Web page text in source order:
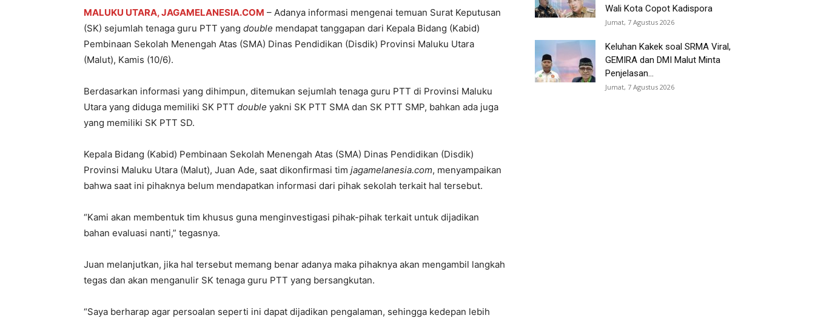
MALUKU UTARA, JAGAMELANESIA.COM – Adanya informasi mengenai temuan Surat Keputusan
(SK) sejumlah tenaga guru PTT yang double mendapat tanggapan dari Kepala Bidang (Kabid)
Pembinaan Sekolah Menengah Atas (SMA) Dinas Pendidikan (Disdik) Provinsi Maluku Utara
(Malut), Kamis (10/6).
Berdasarkan informasi yang dihimpun, ditemukan sejumlah tenaga guru PTT di Provinsi Maluku
Utara yang diduga memiliki SK PTT double yakni SK PTT SMA dan SK PTT SMP, bahkan ada juga
yang memiliki SK PTT SD.
Kepala Bidang (Kabid) Pembinaan Sekolah Menengah Atas (SMA) Dinas Pendidikan (Disdik)
Provinsi Maluku Utara (Malut), Juan Ade, saat dikonfirmasi tim jagamelanesia.com, menyampaikan
bahwa saat ini pihaknya belum mendapatkan informasi dari pihak sekolah terkait hal tersebut.
“Kami akan membentuk tim khusus guna menginvestigasi pihak-pihak terkait untuk dijadikan
bahan evaluasi nanti,” tegasnya.
Juan melanjutkan, jika hal tersebut memang benar adanya maka pihaknya akan mengambil langkah
tegas dan akan menganulir SK tenaga guru PTT yang bersangkutan.
“Saya berharap agar persoalan seperti ini dapat dijadikan pengalaman, sehingga kedepan lebih
Wali Kota Copot Kadispora
Jumat, 7 Agustus 2026
Keluhan Kakek soal SRMA Viral,
GEMIRA dan DMI Malut Minta
Penjelasan...
Jumat, 7 Agustus 2026